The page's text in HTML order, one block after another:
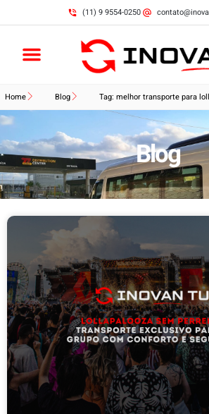
(11) 9 9554-0250
Home Blog Tag: melhor transporte para
Blog